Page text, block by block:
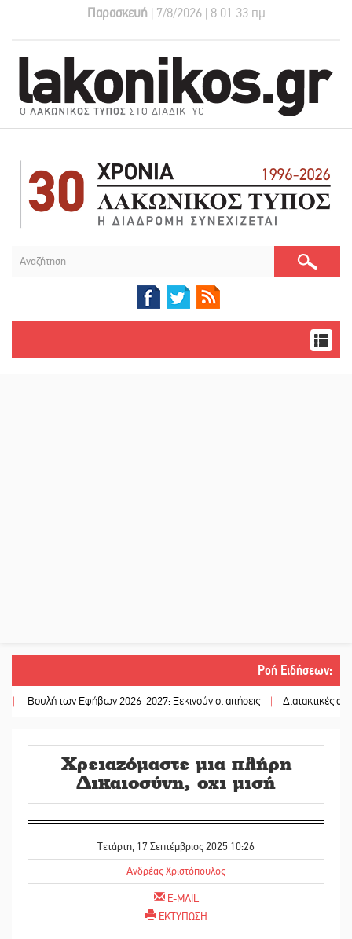
Παρασκευή | 7/8/2026 | 8:01:34 πμ
Ροή Ειδήσεων:
των Εφήβων 2026-2027: Ξεκινούν οι αιτήσεις || Διατακτικές σίτισης:
Χρειαζόμαστε μια πλήρη
Δικαιοσύνη, oχι μισή
Τετάρτη, 17 Σεπτέμβριος 2025 10:26
Ανδρέας Χριστόπουλος
E-MAIL
ΕΚΤΥΠΩΣΗ